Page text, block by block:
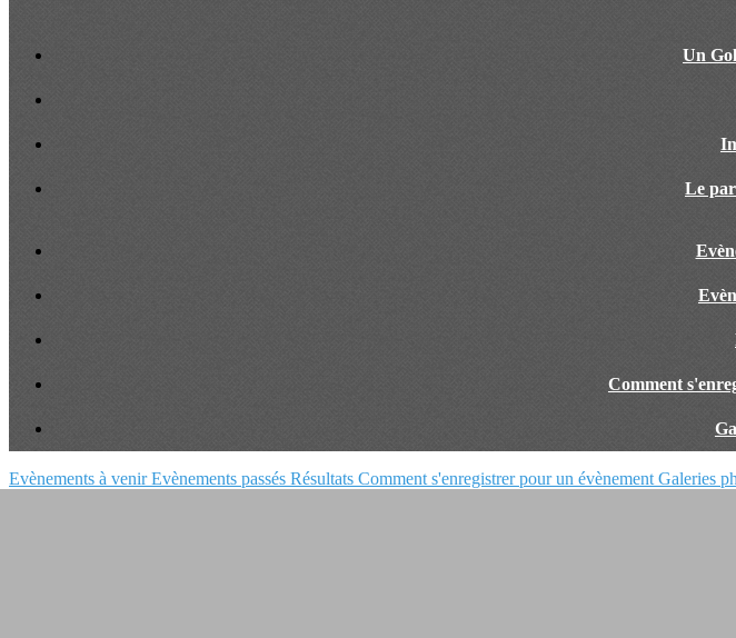
Un
Le
Comment
Evènements à venirEvènements passés Résultats Comment s'enregistrer pour un évènement Galeries